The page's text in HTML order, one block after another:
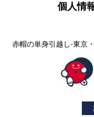
個人情
赤帽の単身引越し-東京